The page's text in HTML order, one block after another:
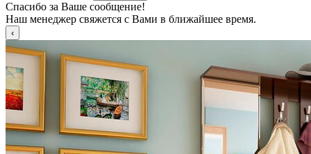
Спасибо за Ваше сообщение!
Наш менеджер свяжется с Вами в ближайшее время.